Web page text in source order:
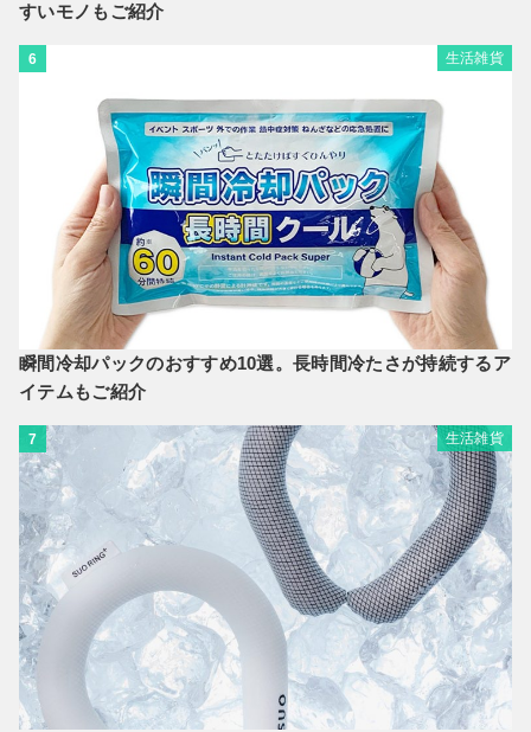
すいモノもご紹介
6 生活雑貨
瞬間冷却パックのおすすめ10選。長時間冷たさが持続するア
イテムもご紹介
7 生活雑貨